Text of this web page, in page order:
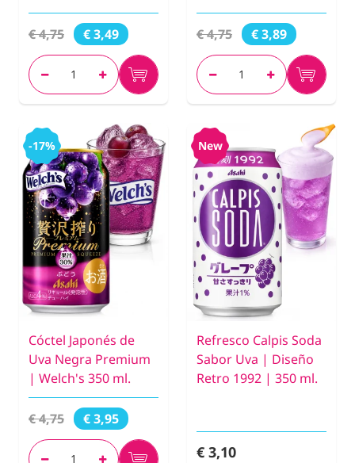
€ 4,75 € 3,49 € 4,75 € 3,89
-17%
Cóctel Japonés de
Uva Negra Premium
| Welch's 350 ml.
€ 4,75 € 3,95
New
Refresco Calpis Soda
Sabor Uva | Diseño
Retro 1992 | 350 ml.
€ 3,10